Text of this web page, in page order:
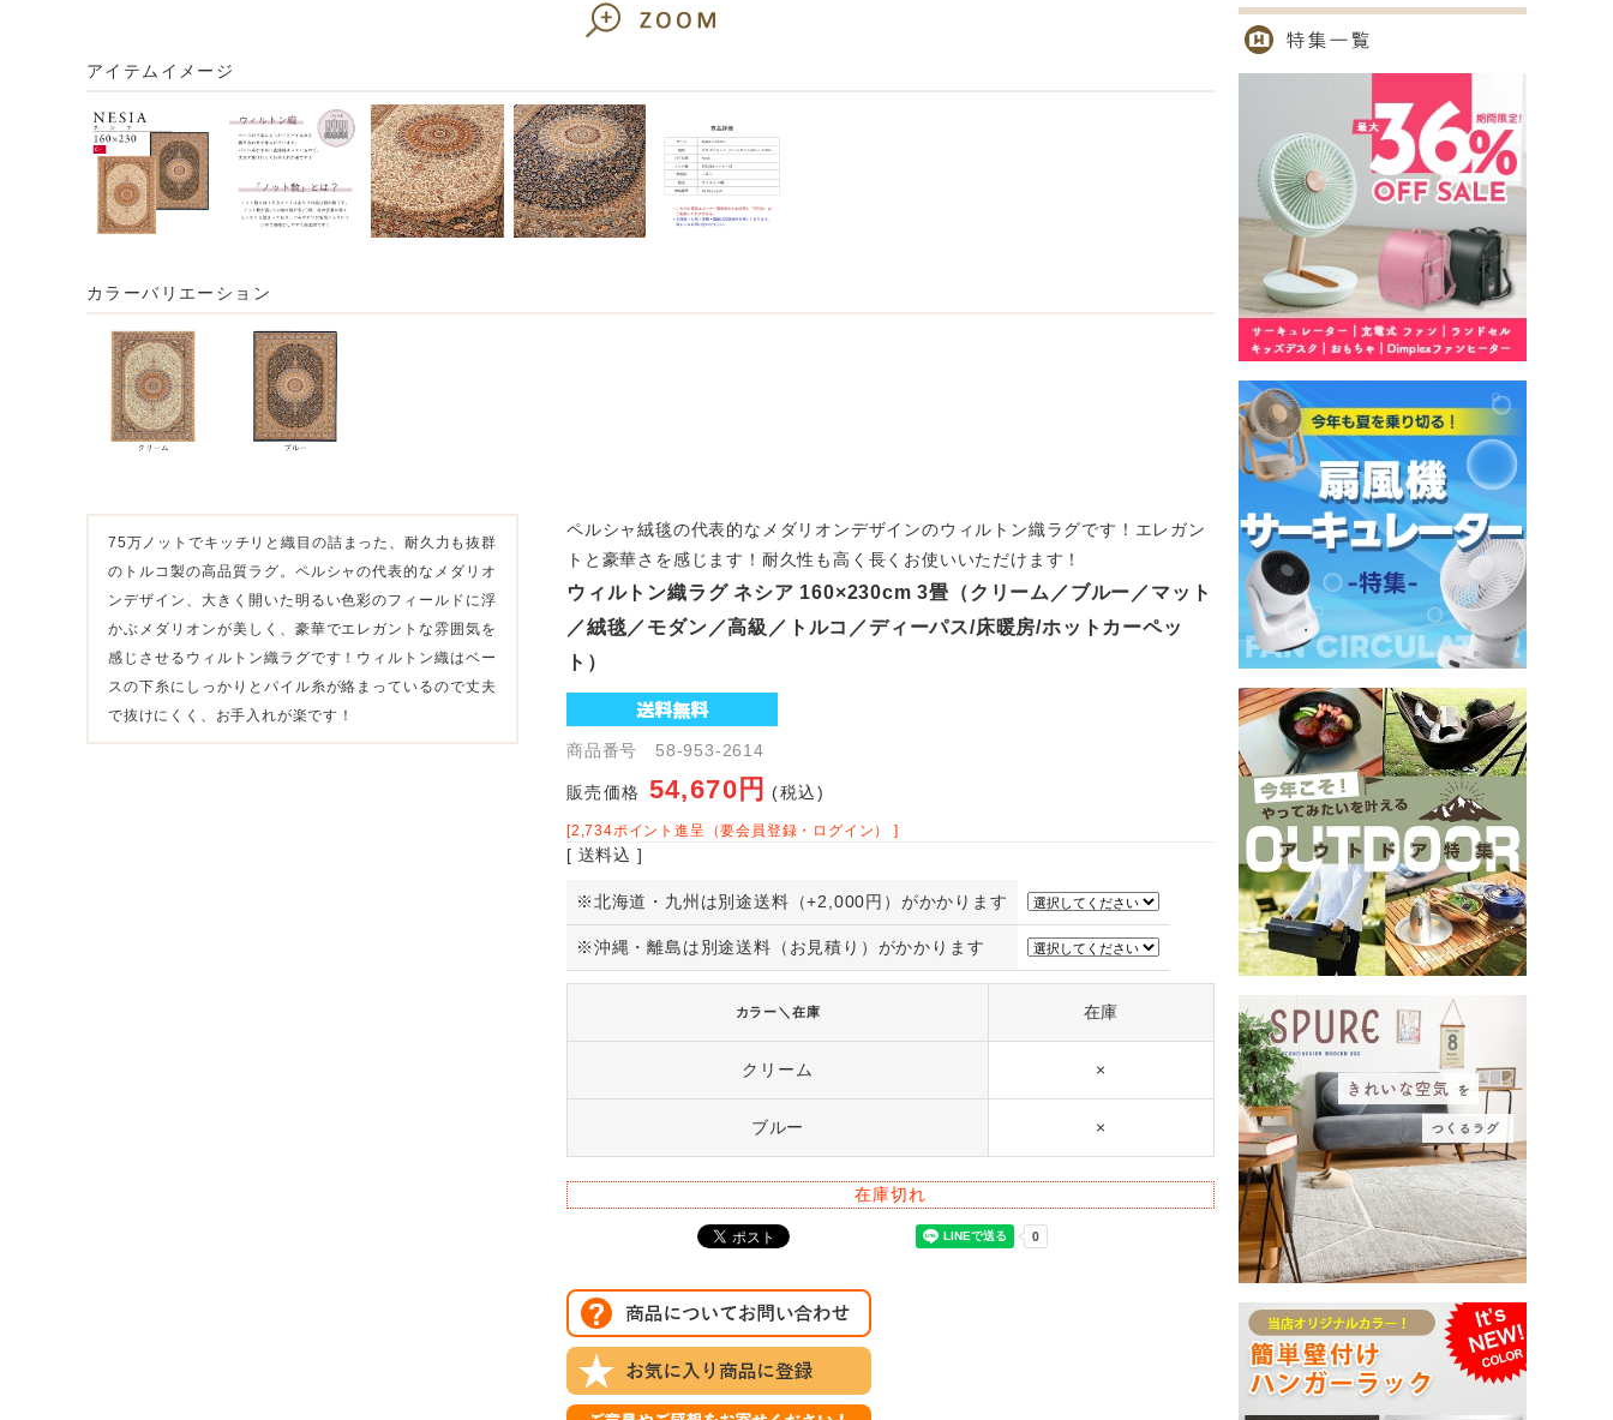
アイテムイメージ
カラーバリエーション
75万ノットでキッチリと織目の詰まった、耐久力も抜群
のトルコ製の高品質ラグ。ペルシャの代表的なメダリオ
ンデザイン、大きく開いた明るい色彩のフィールドに浮
かぶメダリオンが美しく、豪華でエレガントな雰囲気を
感じさせるウィルトン織ラグです！ウィルトン織はベー
スの下糸にしっかりとパイル糸が絡まっているので丈夫
で抜けにくく、お手入れが楽です！
ペルシャ絨毯の代表的なメダリオンデザインのウィルトン織ラグです！エレガン
トと豪華さを感じます！耐久性も高く長くお使いいただけます！
ウィルトン織ラグ ネシア 160×230cm 3畳（クリーム／ブルー／マット
／絨毯／モダン／高級／トルコ／ディーパス/床暖房/ホットカーペッ
ト）
商品番号 58-953-2614
販売価格 54,670円 (税込)
[2,734ポイント進呈（要会員登録・ログイン） ]
[ 送料込 ]
※北海道・九州は別途送料（+2,000円）がかかります
※沖縄・離島は別途送料（お見積り）がかかります
カラー＼在庫 在庫
クリーム ×
ブルー ×
在庫切れ